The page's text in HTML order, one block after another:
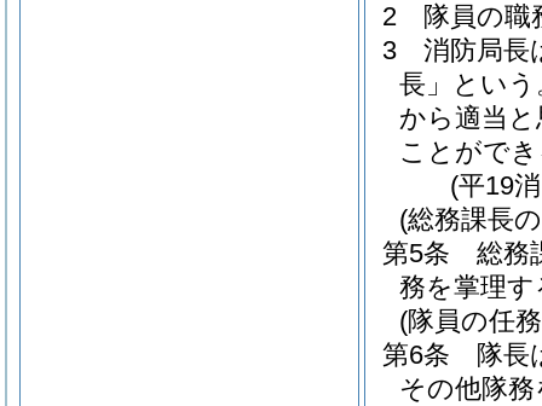
2
隊員の職
3
消防局長
長」という
から適当
ことがで
(平19
(総務課長
第5条
総務
務を掌理す
(隊員の任
第6条
隊長
その他隊